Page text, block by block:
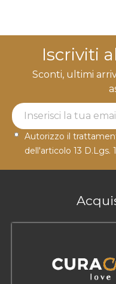
Iscriviti
Sconti, ultimi
Newsletter Label
Autorizzo il
dell'articolo 13 D.Lgs.